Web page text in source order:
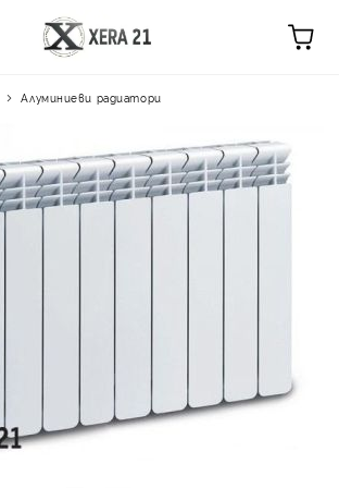
Алуминиеви радиатори
Цена на продукта: